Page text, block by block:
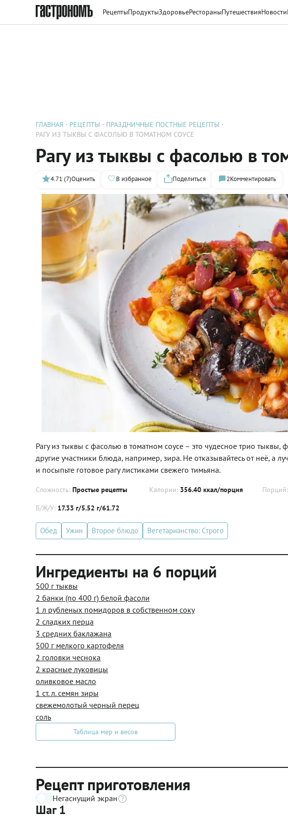
РецептыПродуктыЗдоровьеРестораныПутешествияНовости
ГЛАВНАЯ РЕЦЕПТЫ
ПРАЗДНИЧНЫЕ ПОСТНЫЕ РЕЦЕПТЫ
РАГУ ИЗ ТЫКВЫ С ФАСОЛЬЮ В ТОМАТНОМ СОУСЕ
Рагу из тыквы с фасолью в
4.71 (7)Оценить В избранное Поделиться 2Комментировать
Рагу из тыквы с фасолью в томатном соусе – это чудесное трио
другие участники блюда, например, зира. Не отказывайтесь от неё, а
и посыпьте готовое рагу листиками свежего тимьяна.
Сложность: Простые рецепты Калории: 356.40 ккал/порция Порций:
Б/Ж/У: 17.33 г/5.52 г/61.72
Обед Ужин Второе блюдо Вегетарианство: Строго
Ингредиенты на 6 порций
500 г тыквы
2 банки (по 400 г) белой фасоли
1 л рубленых помидоров в собственном соку
2 сладких перца
3 средних баклажана
500 г мелкого картофеля
2 головки чеснока
2 красные луковицы
оливковое масло
1 ст. л. семян зиры
свежемолотый черный перец
соль
Таблица мер и весов
Рецепт приготовления
Негаснущий экран
Шаг 1